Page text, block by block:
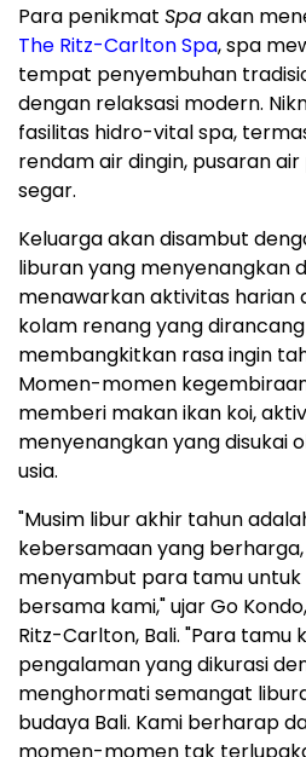
Para penikmat Spaakan
The Ritz-Carlton Spa, spa
tempat penyembuhan
dengan relaksasi modern.
fasilitas hidro-vital spa,
rendam air dingin, pusaran
segar.
Keluarga akan disambut
liburan yang menyenangkan
menawarkan aktivitas harian
kolam renang yang
membangkitkan rasa ingin
Momen-momen
memberi makan ikan koi,
menyenangkan yang disukai
usia.
"Musim libur akhir tahun
kebersamaan yang
menyambut para tamu
bersama kami," ujarGo Kondo
Ritz-Carlton, Bali. "Para tamu
pengalaman yang dikurasi
menghormati semangat
budaya Bali. Kami berharap
momen-momen tak